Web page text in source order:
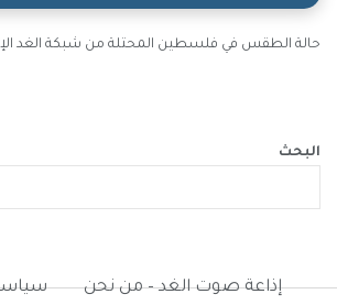
حالة الطقس في فلسطين المحتلة من شبكة الغد
البحث
إذاعة صوت الغد – من نحن